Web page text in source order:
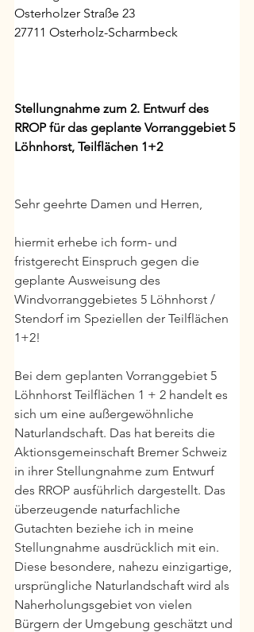
Osterholzer Straße 23
27711 Osterholz-Scharmbeck
Stellungnahme zum 2. Entwurf des
RROP für das geplante Vorranggebiet 5
Löhnhorst, Teilflächen 1+2
Sehr geehrte Damen und Herren,
hiermit erhebe ich form- und
fristgerecht Einspruch gegen die
geplante Ausweisung des
Windvorranggebietes 5 Löhnhorst /
Stendorf im Speziellen der Teilflächen
1+2!
Bei dem geplanten Vorranggebiet 5
Löhnhorst Teilflächen 1 + 2 handelt es
sich um eine außergewöhnliche
Naturlandschaft. Das hat bereits die
Aktionsgemeinschaft Bremer Schweiz
in ihrer Stellungnahme zum Entwurf
des RROP ausführlich dargestellt. Das
überzeugende naturfachliche
Gutachten beziehe ich in meine
Stellungnahme ausdrücklich mit ein.
Diese besondere, nahezu einzigartige,
ursprüngliche Naturlandschaft wird als
Naherholungsgebiet von vielen
Bürgern der Umgebung geschätzt und